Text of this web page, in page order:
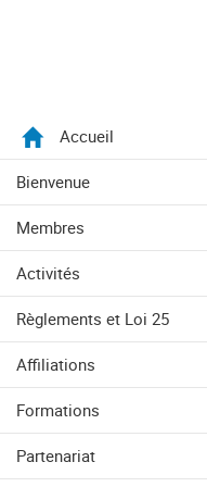
Aller directement au
Aller directement au
Aller directement au
Aller directement au pied
Accueil
Bienvenue
Membres
Activités
Règlements et Loi 25
Affiliations
Formations
Partenariat